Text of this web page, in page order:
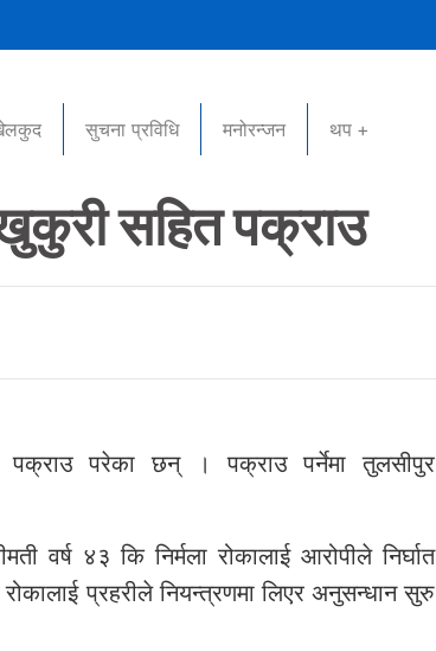
सुचना प्रविधि मनोरन्जन थप
सहित पक्राउ
पक्राउ परेका छन् । पक्राउ पर्नेमा तुलसीपुर
वर्ष ४३ कि निर्मला रोकालाई आरोपीले निर्घात
प्रहरीले नियन्त्रणमा लिएर अनुसन्धान सुरु